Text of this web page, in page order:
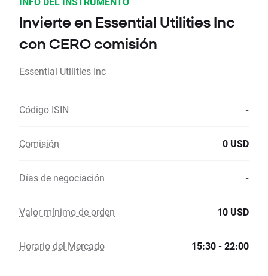
Invierte en Essential Utilities Inc
con CERO comisión
Essential Utilities Inc
Código ISIN -
Comisión 0 USD
Días de negociación -
Valor mínimo de orden 10 USD
Horario del Mercado 15:30 - 22:00